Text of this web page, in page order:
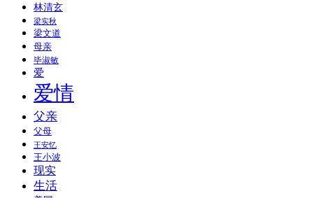
林清玄
梁实秋
梁文道
母亲
毕淑敏
爱
爱情
父亲
父母
王安忆
王小波
现实
生活